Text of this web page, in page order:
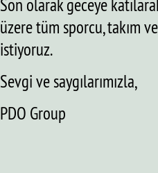
Son olarak geceye
üzere tüm sporcu, takım
istiyoruz.
Sevgi ve saygılarımızla,
PDO Group